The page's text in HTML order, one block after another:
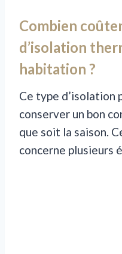
Combien
d’isolation
habitation ?
Ce type d’isolation
conserver un bon
que soit la saison.
concerne plusieurs